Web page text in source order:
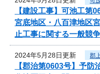
【建設工事】可池工第
宮底地区・八百津地区
止工事に関する一般競
2024年5月28日更新 郡
【郡治第0603号】予